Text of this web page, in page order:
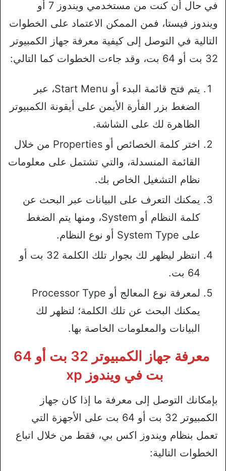
في حال أن كنت من مستخدمي ويندوز 7 أو
ويندوز فيستا، فمن الممكن الاعتماد على الخطوات
التالية في التوصل إلى كيفية معرفة جهاز الكمبيوتر
32 بت أو 64 بت، وقد جاءت الخطوات كما التالي:
يتم فتح قائمة البدء أو Start Menu، عبر
الضغط بزر الفأرة الأيمن على أيقونة الكمبيوتر
الظاهرة لك على الشاشة.
اختر كلمة الخصائص أو Properties من خلال
القائمة المنسدلة، والتي تشتمل على معلومات
نظام التشغيل الخاص بك.
يمكنك التعرف على البيانات عبر البحث عن
كلمة النظام أو System، ومنها يتم الضغط
على System Type أو نوع النظام.
انتظر ليظهر لك بجوار تلك الكلمة 32 بت أو
64 بت.
لمعرفة نوع المعالج أو Processor Type
يمكنك البحث عن تلك الكلمة؛ لتظهر لك
البيانات والمعلومات الخاصة بها.
معرفة جهاز الكمبيوتر 32 بت أو 64
بت في ويندوز xp
بإمكانك التوصل إلى معرفة ما إذا كان جهاز
الكمبيوتر 32 بت أو 64 بت على الأجهزة التي
تعمل بنظام ويندوز اكس بي، فقط من خلال اتباع
الخطوات التالية: